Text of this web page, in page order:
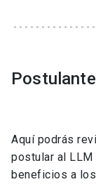
Aquí podrás
postular al LLM
beneficios a